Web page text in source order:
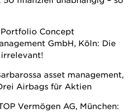
Concept
GmbH, Köln: Die
asset management,
Airbags für Aktien
Vermögen AG, München: